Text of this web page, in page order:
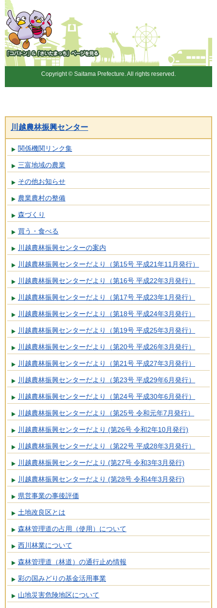
「コバトン」&「さいたまっ
ち」
Copyright © Saitama Prefecture. All rights reserved.
川越農林振興センター
関係機関リンク集
三富地域の農業
その他お知らせ
農業農村の整備
森づくり
買う・食べる
川越農林振興センターの案内
川越農林振興センターだより（第15号 平成21年11月発行）
川越農林振興センターだより（第16号 平成22年3月発行）
川越農林振興センターだより（第17号 平成23年1月発行）
川越農林振興センターだより（第18号 平成24年3月発行）
川越農林振興センターだより（第19号 平成25年3月発行）
川越農林振興センターだより（第20号 平成26年3月発行）
川越農林振興センターだより（第21号 平成27年3月発行）
川越農林振興センターだより（第23号 平成29年6月発行）
川越農林振興センターだより（第24号 平成30年6月発行）
川越農林振興センターだより（第25号 令和元年7月発行）
川越農林振興センターだより (第26号 令和2年10月発行)
川越農林振興センターだより（第22号 平成28年3月発行）
川越農林振興センターだより (第27号 令和3年3月発行)
川越農林振興センターだより (第28号 令和4年3月発行)
県営事業の事後評価
土地改良区とは
森林管理道の占用（使用）について
西川林業について
森林管理道（林道）の通行止め情報
彩の国みどりの基金活用事業
山地災害危険地区について